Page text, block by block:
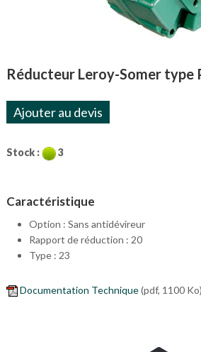
Réducteur Leroy-Somer type
Ajouter au devis
Stock : 3
Caractéristique
Option : Sans antidévireur
Rapport de réduction : 20
Type : 23
Documentation Technique(pdf, 1100 Ko)